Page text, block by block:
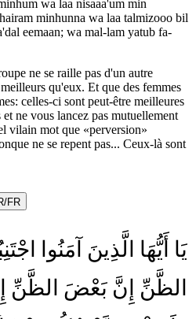
wa laa nisaaa'um min
minhunna wa laa talmizooo bil
eemaan; wa mal-lam yatub fa-
ne se raille pas d'un autre
qu'eux. Et que des femmes
celles-ci sont peut-être meilleures
ne vous lancez pas mutuellement
vilain mot que «perversion»
ne se repent pas... Ceux-là sont
FR
يَا أَيُّهَا الَّذِينَ آمَنُوا
الظَّنِّ إِنَّ بَعْضَ الظَّنِّ